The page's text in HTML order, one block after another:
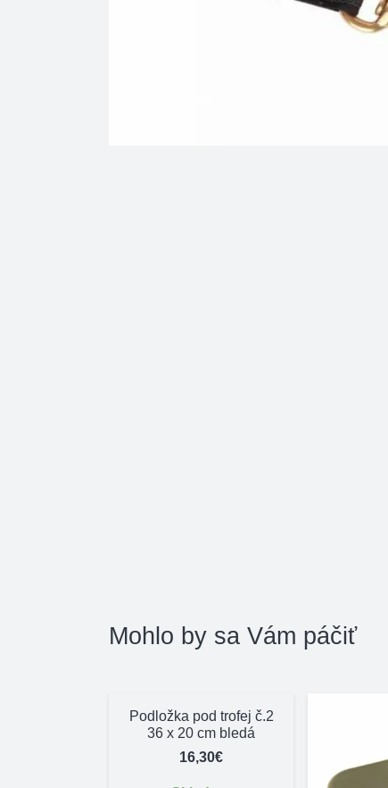
Mohlo by sa Vám páčiť
Podložka pod trofej č.2
36 x 20 cm bledá
16,30€